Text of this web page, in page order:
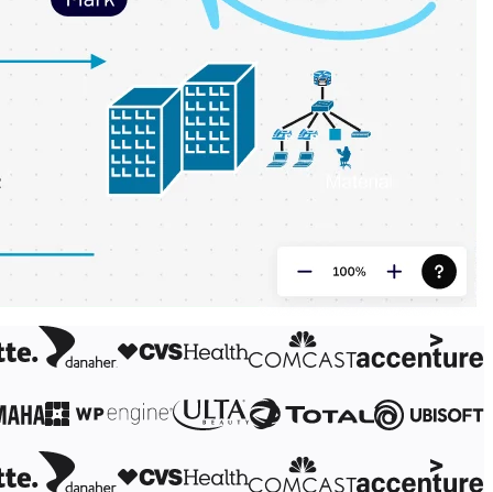
العصف الذهني
الخرائط الذهنية
خرائط المفاهيم
خرائط تدفق
متخصص
خارطة الطريق
رسم خرائط العمليات
التصميم الفني والمستندات الفنية
Prototypes وWireframes
رسم خرائط رحلة العميل
التخطيط والتسليم
تخطيط الأهداف
التصميم التنظيمي
الحلول
حسب قطاع الأعمال
Enterprise